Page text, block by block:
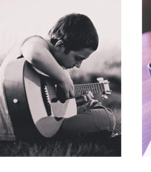
行业圈
金融保险、工业制造、文化传
媒 、公共事业等